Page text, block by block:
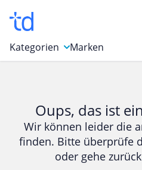
Kategorien
Bücher & Magazine
Computer & Elektronik
Entertainment & Media
Marken
Oups, das ist
Wir können leider die
finden. Bitte überprüfe
oder gehe